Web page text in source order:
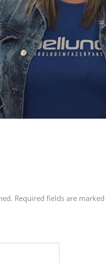
Required fields are marked